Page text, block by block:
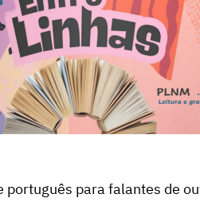
para falantes de